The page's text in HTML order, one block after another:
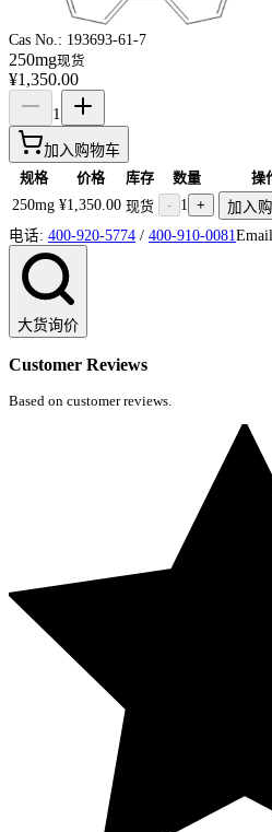
Cas No.: 193693-61-7
250mg现货
¥1,350.00
1
加入购物车
规格 价格 库存 数量
操
250mg ¥1,350.00 现货 - 1 +
加入
电话: 400-920-5774 / 400-910-0081
大货询价
Customer Reviews
Based on customer reviews.